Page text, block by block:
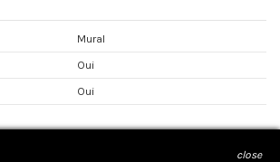
Mural
Oui
Oui
close